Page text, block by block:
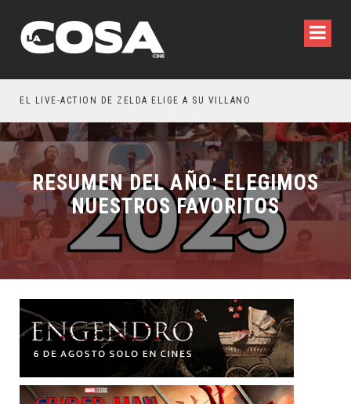
EL LIVE-ACTION DE ZELDA ELIGE A SU VILLANO
RESUMEN DEL AÑO: ELEGIMOS
NUESTROS FAVORITOS